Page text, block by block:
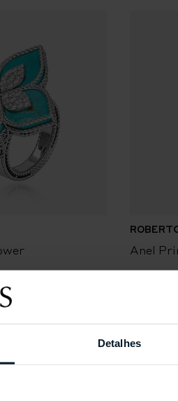
Detalhes
Anel